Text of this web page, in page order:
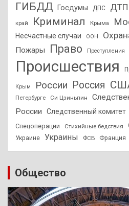
ГИБДД Госдумы ДПС ДТП
край Криминал Крыма
Несчастные случаи ООН
Пожары Право Преступления
Происшествия
Крым России Россия
Петербурге
Си Цзиньпин
России
Следственный комитет
Спецоперации Стихийные бедствия
Украине Украины ФСБ Франция
Общество